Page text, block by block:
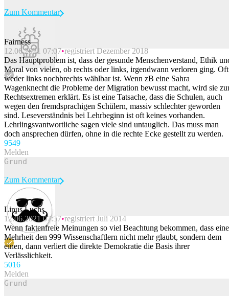
Beitrag melden
Zum Kommentar
Fairness
12.06.2021 07:07 registriert Dezember 2018
Das Hauptproblem ist, dass der gesunde Menschenverstand, Ethik
Moral von vielen, ob rechts oder links, irgendwann verloren ging. Oft
weder links nochbrechts wählbar ist. Wenn zB eine Sahra
Wagenknecht die Probleme der Migration bewusst macht, wird sie
Rechtsextremen erklärt. Es ist eine Tatsache, dass die Schulen, auch
wegen den fremdsprachigen Schülern, massiv schlechter geworden
sind. Leseverständnis bei Lehrbeginn ist oft keines vorhanden.
Lehrlingsvantwortliche sagen viele sind untauglich. Das muss man
doch ansprechen dürfen, ohne in die rechte Ecke gestellt zu werden.
9549
Melden
Beitrag melden
Zum Kommentar
Linus Luchs
12.06.2021 07:57 registriert Juli 2014
Wenn faktenfreie Meinungen so viel Beachtung bekommen, dass eine
Mehrheit den 999 Wissenschaftlern nicht mehr glaubt, sondern dem
einen, dann verliert die direkte Demokratie die Basis ihrer
Verlässlichkeit.
5016
Melden